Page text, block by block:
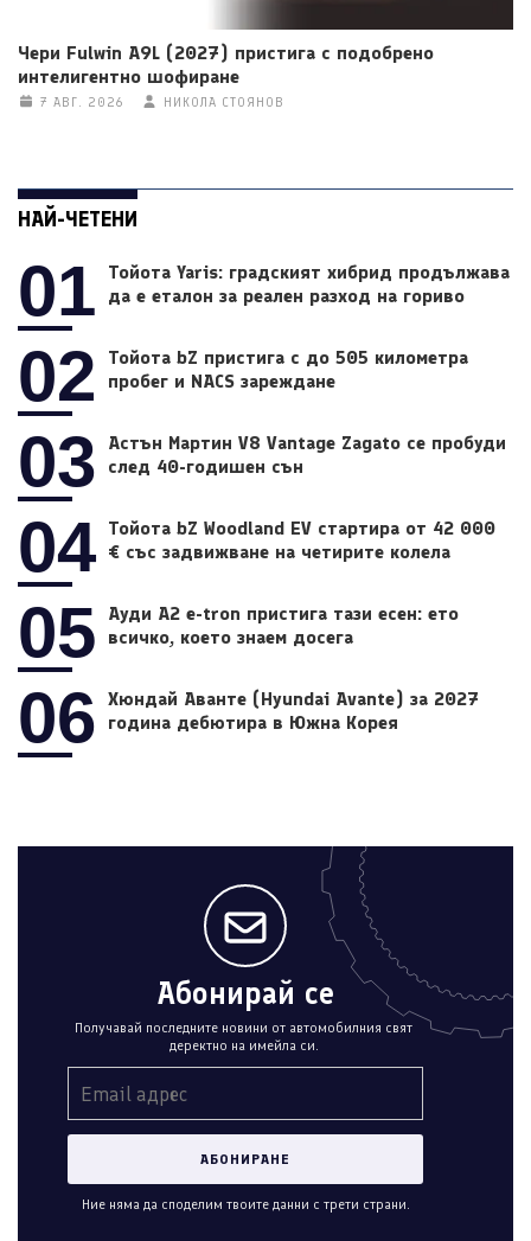
Чери Fulwin A9L (2027) пристига с подобрено
интелигентно шофиране
7 АВГ. 2026 НИКОЛА СТОЯНОВ
НАЙ-ЧЕТЕНИ
01
Тойота Yaris: градският хибрид продължава
да е еталон за реален разход на гориво
02
Тойота bZ пристига с до 505 километра
пробег и NACS зареждане
03
Астън Мартин V8 Vantage Zagato се пробуди
след 40-годишен сън
04 Тойота bZ Woodland EV стартира от 42 000
€ със задвижване на четирите колела
05
Ауди A2 e-tron пристига тази есен: ето
всичко, което знаем досега
06
Хюндай Аванте (Hyundai Avante) за 2027
година дебютира в Южна Корея
Абонирай се
Получавай последните новини от автомобилния свят
деректно на имейла си.
Ние няма да споделим твоите данни с трети страни.